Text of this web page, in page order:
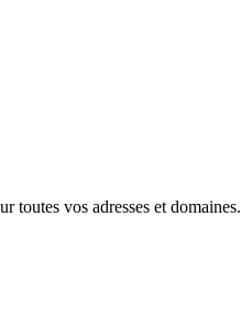
toutes vos adresses et domaines.